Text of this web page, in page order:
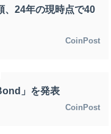
、24年の現時点で40
CoinPost
」を発表
CoinPost